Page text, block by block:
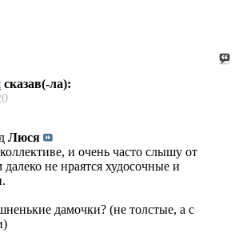
сказав(-ла):
Люся
и очень часто слышу от
далеко не нраятся худосочные и
дамочки? (не толстые, а с